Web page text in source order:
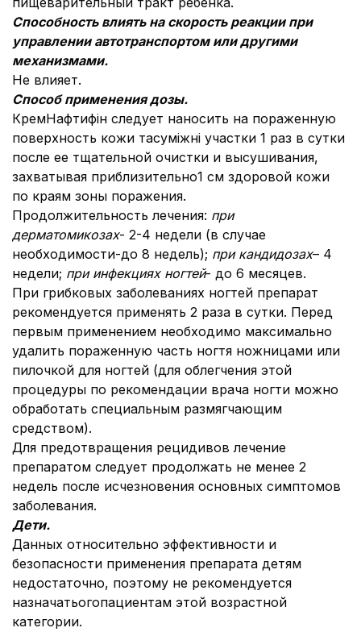
Способность влиять на скорость реакции при
управлении автотранспортом или другими
механизмами.
Не влияет.
Способ применения дозы.
КремНафтифін следует наносить на пораженную
поверхность кожи тасуміжні участки 1 раз в сутки
после ее тщательной очистки и высушивания,
захватывая приблизительно1 см здоровой кожи
по краям зоны поражения.
Продолжительность лечения: при
дерматомикозах- 2-4 недели (в случае
необходимости-до 8 недель); при кандидозах– 4
недели; при инфекциях ногтей- до 6 месяцев.
При грибковых заболеваниях ногтей препарат
рекомендуется применять 2 раза в сутки. Перед
первым применением необходимо максимально
удалить пораженную часть ногтя ножницами или
пилочкой для ногтей (для облегчения этой
процедуры по рекомендации врача ногти можно
обработать специальным размягчающим
средством).
Для предотвращения рецидивов лечение
препаратом следует продолжать не менее 2
недель после исчезновения основных симптомов
заболевания.
Дети.
Данных относительно эффективности и
безопасности применения препарата детям
недостаточно, поэтому не рекомендуется
назначатьогопациентам этой возрастной
категории.